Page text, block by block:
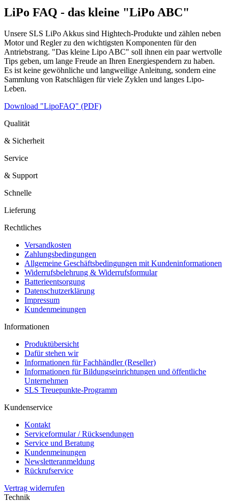
LiPo FAQ - das kleine "LiPo ABC"
Unsere SLS LiPo Akkus sind Hightech-Produkte und zählen neben
Motor und Regler zu den wichtigsten Komponenten für den
Antriebstrang. "Das kleine Lipo ABC" soll ihnen ein paar wertvolle
Tips geben, um lange Freude an Ihren Energiespendern zu haben.
Es ist keine gewöhnliche und langweilige Anleitung, sondern eine
Sammlung von Ratschlägen für viele Zyklen und langes Lipo-
Leben.
Download "LipoFAQ" (PDF)
Qualität
& Sicherheit
Service
& Support
Schnelle
Lieferung
Rechtliches
Versandkosten
Zahlungsbedingungen
Allgemeine Geschäftsbedingungen mit Kundeninformationen
Widerrufsbelehrung & Widerrufsformular
Batterieentsorgung
Datenschutzerklärung
Impressum
Kundenmeinungen
Informationen
Produktübersicht
Dafür stehen wir
Informationen für Fachhändler (Reseller)
Informationen für Bildungseinrichtungen und öffentliche
Unternehmen
SLS Treuepunkte-Programm
Kundenservice
Kontakt
Serviceformular / Rücksendungen
Service und Beratung
Kundenmeinungen
Newsletteranmeldung
Rückrufservice
Vertrag widerrufen
Technik